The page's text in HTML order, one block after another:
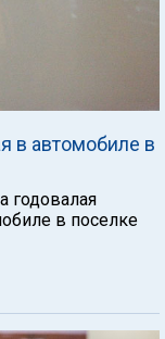
в автомобиле в
годовалая
в поселке